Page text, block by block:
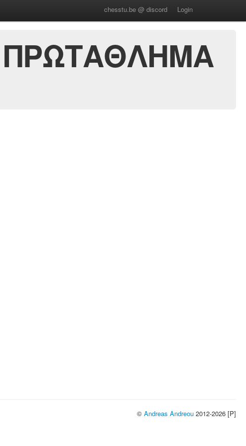
chesstu.be @ discord Login
ΠΡΩΤΑΘΛΗΜΑ
© Andreas Andreou 2012-2026 [P]